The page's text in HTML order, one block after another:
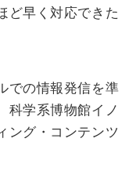
ど早く対応できた
での情報発信を準
科学系博物館イノ
ング・コンテンツ